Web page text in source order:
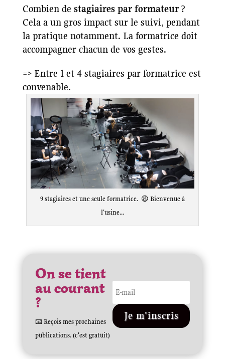
Combien de stagiaires par formateur?
Cela a un gros impact sur le suivi, pendant
la pratique notamment. La formatrice doit
accompagner chacun de vos gestes.
=> Entre 1 et 4 stagiaires par formatrice est
convenable.
9 stagiaires et une seule formatrice. 😩 Bienvenue à
l'usine...
On se tient
au courant
?
📧 Reçois mes prochaines
publications. (c'est gratuit)
Je m'inscris